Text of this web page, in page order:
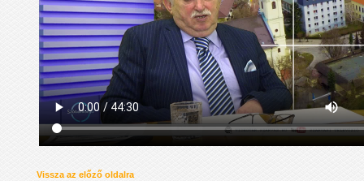
Vissza az előző oldalra